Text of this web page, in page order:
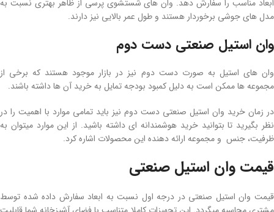
ابعاد مناسب را سفارش دهد. وان های شستشوی پرسی از ظاهر بهتری نسبت به
مدل های جوشی برخوردار هستند و طول عمر بالایی نیز دارند.
وان استیل صنعتی دست دوم
وان های استیل به صورت دست دوم نیز در بازار موجود هستند که برخی از
مجموعه ها ممکن است به دلیل کمبود بودجه تمایل به خرید آن ها داشته باشند.
در زمان خرید وان استیل صنعتی دست دوم نیز باید تمامی موارد با اهمیت را در
نظر بگیرید تا بتوانید خرید هوشمندانه ای داشته باشید. از این موارد میتوان به
ظرفیت، جنس و مجموعه ارائه دهنده این محصولات اشاره کرد.
قیمت وان استیل صنعتی
قیمت وان استیل صنعتی در درجه اول نسبت به ابعاد سفارش داده شده توسط